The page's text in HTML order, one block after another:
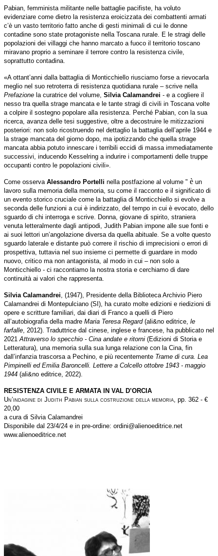
Pabian, femminista militante nelle battaglie pacifiste, ha voluto
evidenziare come dietro la resistenza eroicizzata dei combattenti armati
c’è un vasto territorio fatto anche di gesti minimali di cui le donne
contadine sono state protagoniste nella Toscana rurale. E le stragi delle
popolazioni dei villaggi che hanno marcato a fuoco il territorio toscano
miravano proprio a seminare il terrore contro la resistenza civile,
soprattutto contadina.
«A ottant’anni dalla battaglia di Monticchiello riusciamo forse a rievocarla
meglio nel suo retroterra di resistenza quotidiana rurale – scrive nella
Prefazione la curatrice del volume, Silvia Calamandrei - e a cogliere il
nesso tra quella strage mancata e le tante stragi di civili in Toscana volte
a colpire il sostegno popolare alla resistenza. Perché Pabian, con la sua
ricerca, avanza delle tesi suggestive, oltre a decostruire le mitizzazioni
posteriori: non solo ricostruendo nel dettaglio la battaglia dell’aprile 1944 e
la strage mancata del giorno dopo, ma ipotizzando che quella strage
mancata abbia potuto innescare i terribili eccidi di massa immediatamente
successivi, inducendo Kesselring a indurire i comportamenti delle truppe
occupanti contro le popolazioni civili».
Come osserva Alessandro Portelli nella postfazione al volume " è un
lavoro sulla memoria della memoria, su come il racconto e il significato di
un evento storico cruciale come la battaglia di Monticchiello si evolve a
seconda delle funzioni a cui è indirizzato, del tempo in cui è evocato, dello
sguardo di chi interroga e scrive. Donna, giovane di spirito, straniera
venuta letteralmente dagli antipodi, Judith Pabian impone alle sue fonti e
ai suoi lettori un’angolazione diversa da quella abituale. Se a volte questo
sguardo laterale e distante può correre il rischio di imprecisioni o errori di
prospettiva, tuttavia nel suo insieme ci permette di guardare in modo
nuovo, critico ma non antagonista, al modo in cui – non solo a
Monticchiello - ci raccontiamo la nostra storia e cerchiamo di dare
continuità ai valori che rappresenta.
Silvia Calamandrei, (1947), Presidente della Biblioteca Archivio Piero
Calamandrei di Montepulciano (SI), ha curato molte edizioni e riedizioni di
opere e scritture familiari, dai diari di Franco a quelli di Piero
all’autobiografia della madre Maria Teresa Regard(ali&no editrice, le
farfalle, 2012). Traduttrice dal cinese, inglese e francese, ha pubblicato nel
2021Attraverso lo specchio - Cina andate e ritorni (Edizioni di Storia e
Letteratura), una memoria sulla sua lunga relazione con la Cina, fin
dall’infanzia trascorsa a Pechino, e più recentemente Trame di cura. Lea
Pimpinelli ed Emilia Baroncelli. Lettere a Colcello ottobre 1943 - maggio
1944 (ali&no editrice, 2022).
RESISTENZA CIVILE E ARMATA IN VAL D’ORCIA
Un’indagine di Judith Pabian sulla costruzione della memoria, pp. 362 - €
20,00
a cura di Silvia Calamandrei
Disponibile dal 23/4/24 e in pre-ordine: ordini@alienoeditrice.net
www.alienoeditrice.net